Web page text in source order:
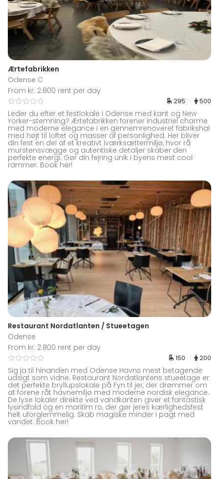
Ærtefabrikken
Odense C
From kr. 2.800 rent per day
295 500
Leder du efter et festlokale i Odense med kant og New
Yorker-stemning? Ærtefabrikken forener industriel charme
med moderne elegance i en gennemrenoveret fabrikshal
med højt til loftet og masser af personlighed. Her bliver
din fest en del af et kreativt iværksættermiljø, hvor rå
murstensvægge og autentiske detaljer skaber den
perfekte energi. Gør din fejring unik i byens mest cool
rammer. Book her!
Restaurant Nordatlanten / Stueetagen
Odense
From kr. 2.800 rent per day
150 200
Sig ja til hinanden med Odense Havns mest betagende
udsigt som vidne. Restaurant Nordatlantens stueetage er
det perfekte bryllupslokale på Fyn til jer, der drømmer om
at forene råt havnemiljø med moderne nordisk elegance.
De lyse lokaler direkte ved vandkanten giver et fantastisk
lysindfald og en maritim ro, der gør jeres kærlighedsfest
helt uforglemmelig. Skab magiske minder i pagt med
vandet. Book her!